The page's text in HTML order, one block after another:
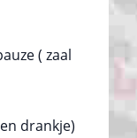
( zaal
drankje)